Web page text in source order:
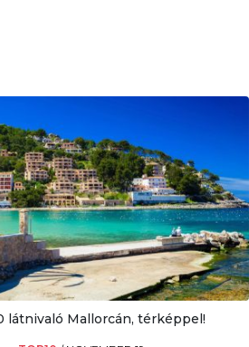
látnivaló Mallorcán, térképpel!